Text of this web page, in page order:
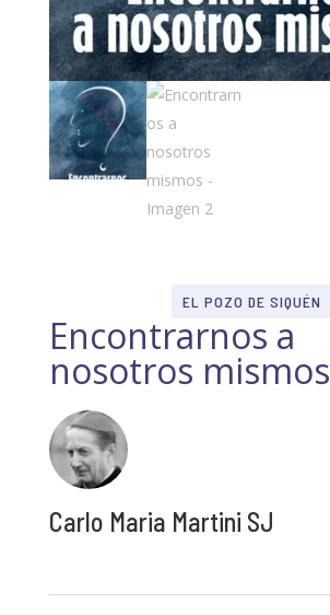
EL POZO DE SIQUÉN
Encontrarnos a
nosotros mismos
Carlo Maria Martini SJ